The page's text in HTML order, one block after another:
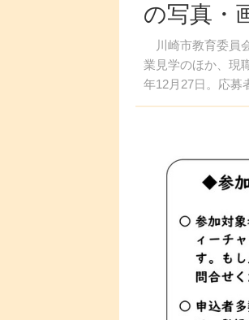
の写真・
川崎市教育委員
業見学のほか、現
年12月27日。応募